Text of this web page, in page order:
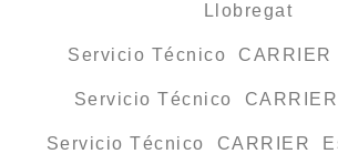
Llobregat
Servicio Técnico
Servicio Técnico
Servicio Técnico CARRIER